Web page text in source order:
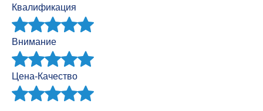
Квалификация
Внимание
Цена-Качество